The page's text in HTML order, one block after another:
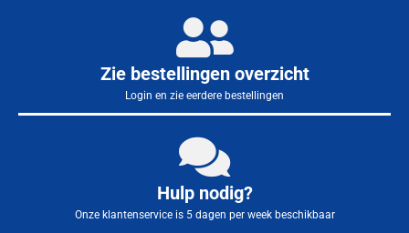
Zie bestellingen overzicht
Login en zie eerdere bestellingen
Hulp nodig?
Onze klantenservice is 5 dagen per week beschikbaar